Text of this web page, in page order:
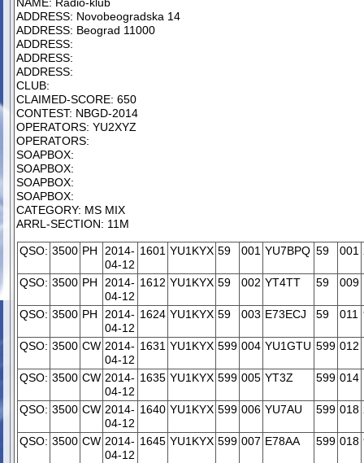
NAME: Radio-klub
ADDRESS: Novobeogradska 14
ADDRESS: Beograd 11000
ADDRESS:
ADDRESS:
ADDRESS:
CLUB:
CLAIMED-SCORE: 650
CONTEST: NBGD-2014
OPERATORS: YU2XYZ
OPERATORS:
SOAPBOX:
SOAPBOX:
SOAPBOX:
SOAPBOX:
CATEGORY: MS MIX
ARRL-SECTION: 11M
QSO: 3500 PH
2014-
04-12
1601 YU1KYX 59 001 YU7BPQ 59 001
QSO: 3500 PH
2014-
04-12
1612 YU1KYX 59 002 YT4TT 59 009
QSO: 3500 PH
2014-
04-12
1624 YU1KYX 59 003 E73ECJ 59 011
QSO: 3500 CW 2014-
04-12
1631 YU1KYX 599 004 YU1GTU 599 012
QSO: 3500 CW 2014-
04-12
1635 YU1KYX 599 005 YT3Z 599 014
QSO: 3500 CW 2014-
04-12
1640 YU1KYX 599 006 YU7AU 599 018
QSO: 3500 CW 2014-
04-12
1645 YU1KYX 599 007 E78AA 599 018